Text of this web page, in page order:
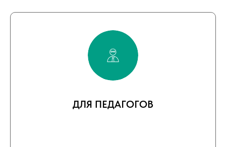
ДЛЯ ПЕДАГОГОВ